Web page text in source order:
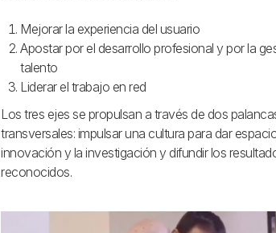
Mejorar la experiencia del usuario
Apostar por el desarrollo profesional y por la
talento
Liderar el trabajo en red
Los tres ejes se propulsan a través de dos
transversales: impulsar una cultura para dar
innovación y la investigación y difundir los
reconocidos.